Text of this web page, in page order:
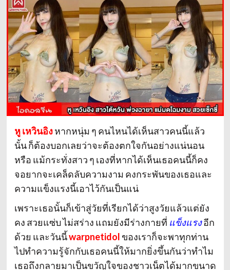
หู เหวินอิงหากหนุ่ม ๆ คนไหนได้เห็นสาวคนนี้แล้ว
นั้น ก็ต้องบอกเลยว่าจะต้องตกใจกันอย่างแน่นอน
หรือ แม้กระทั่งสาว ๆ เองที่หากได้เห็นเธอคนนี้ก็คง
จอยากจะเคล็ดลับความงาม คงกระพันของเธอและ
ความแข็งแรงนี้เอาไว้กันเป็นแน่
เพราะเธอนั้นก็เข้าสู่วัยที่เรียกได้ว่าสูงวัยแล้วแต่ยัง
คง สวยแซ่บ ไม่สร่าง แถมยังมีร่างกายที่ แข็งแรงอีก
ด้วย และวันนี้warpnetidol ของเราก็จะพาทุกท่าน
ไปทำความรู้จักกับเธอคนนี้ให้มากยิ่งขึ้นกันว่าทำไม
เธอถึงกลายมาเป็นขวัญใจของชาวเน็ตได้มากขนาด